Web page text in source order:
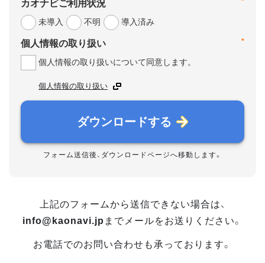
カオナビご利用状況
未導入
不明 導入済み
*
個人情報の取り扱い
個人情報の取り扱いについて同意します。
個人情報の取り扱い
ダウンロードする
フォーム送信後、ダウンロードページへ移動します。
上記のフォームから送信できない場合は、
info@kaonavi.jp までメールをお送りください。
お電話でのお問い合わせも承っております。